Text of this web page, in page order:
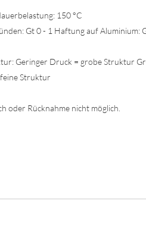
150 °C
Gt 0 - 1 Haftung auf Aluminium:
Geringer Druck = grobe Struktur
Struktur
oder Rücknahme nicht möglich.